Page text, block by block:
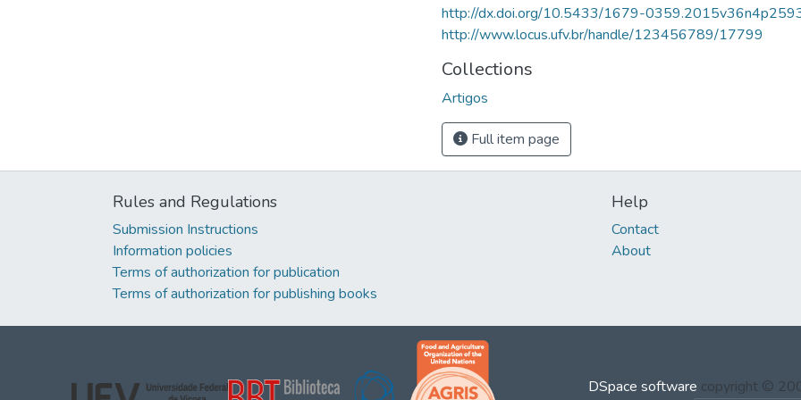
http://dx.doi.org/10.5433/1679-
http://www.locus.ufv.br/handle/123456789/17799
Collections
Artigos
Full item page
Rules and Regulations
Submission Instructions
Information policies
Terms of authorization for publication
Terms of authorization for publishing books
Help
Contact
About
DSpace software copyright ©